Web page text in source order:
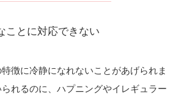
ことに対応できない
徴に冷静になれないことがあげられま
れるのに、ハプニングやイレギュラー